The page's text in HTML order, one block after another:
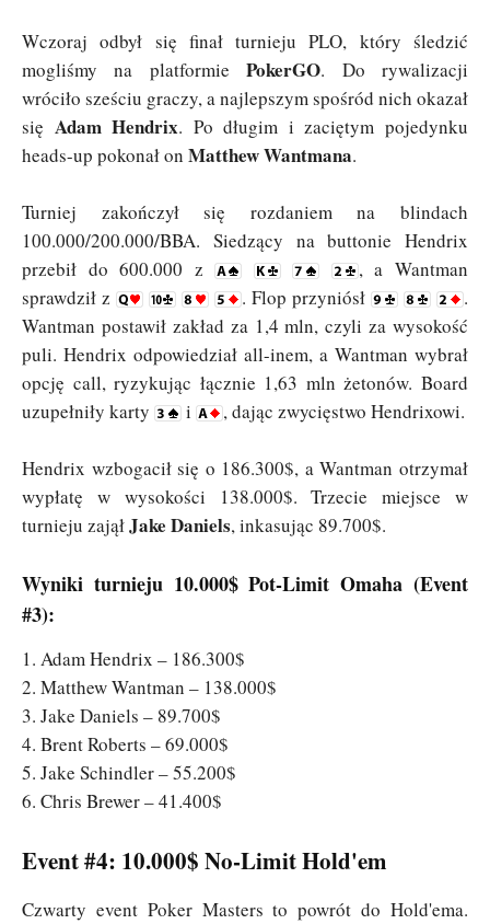
Wczoraj odbył się finał turnieju PLO, który śledzić
mogliśmy na platformiePokerGO. Do rywalizacji
wróciło sześciu graczy, a najlepszym spośród nich okazał
się Adam Hendrix. Po długim i zaciętym pojedynku
heads-up pokonał on Matthew Wantmana.
Turniej zakończył się rozdaniem na blindach
100.000/200.000/BBA. Siedzący na buttonie Hendrix
przebił do 600.000 z
, a Wantman
sprawdził z
. Flop przyniósł
.
Wantman postawił zakład za 1,4 mln, czyli za wysokość
puli. Hendrix odpowiedział all-inem, a Wantman wybrał
opcję call, ryzykując łącznie 1,63 mln żetonów. Board
uzupełniły karty
i , dając zwycięstwo Hendrixowi.
Hendrix wzbogacił się o 186.300$, a Wantman otrzymał
wypłatę w wysokości 138.000$. Trzecie miejsce w
turnieju zająłJake Daniels, inkasując 89.700$.
Wyniki turnieju 10.000$ Pot-Limit Omaha (Event
#3):
1. Adam Hendrix – 186.300$
2. Matthew Wantman – 138.000$
3. Jake Daniels – 89.700$
4. Brent Roberts – 69.000$
5. Jake Schindler – 55.200$
6. Chris Brewer – 41.400$
Event #4: 10.000$ No-Limit Hold'em
Czwarty event Poker Masters to powrót do Hold'ema.